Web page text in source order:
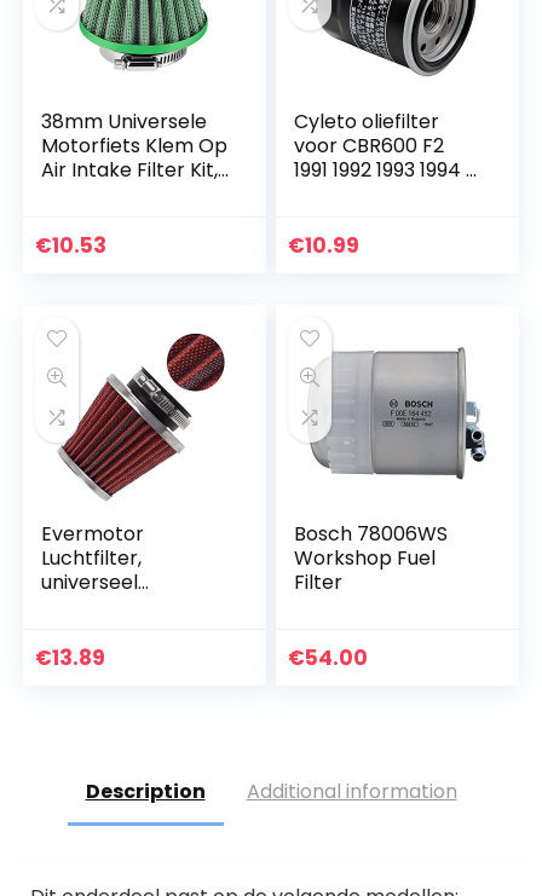
38mm Universele
Motorfiets Klem Op
Air Intake Filter Kit,
Atv Dirt Pit Bike
€10.53
Cyleto oliefilter
voor CBR600 F2
1991 1992 1993 1994 /
CBR600 F4 1999
€10.99
Evermotor
Luchtfilter,
universeel
motorfiets,
€13.89
Bosch 78006WS
Workshop Fuel
Filter
€54.00
Description Additional information